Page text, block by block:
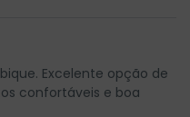
Excelente opção de
confortáveis e boa